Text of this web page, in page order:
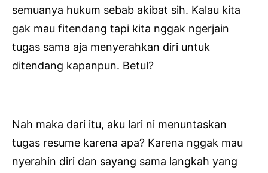
semuanya hukum sebab akibat sih. Kalau kita
gak mau fitendang tapi kita nggak ngerjain
tugas sama aja menyerahkan diri untuk
ditendang kapanpun. Betul?
Nah maka dari itu, aku lari ni menuntaskan
tugas resume karena apa? Karena nggak mau
nyerahin diri dan sayang sama langkah yang